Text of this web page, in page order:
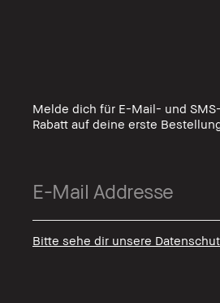
Melde dich für E-Mail- und
Rabatt auf deine erste
Bitte sehe dir unsere